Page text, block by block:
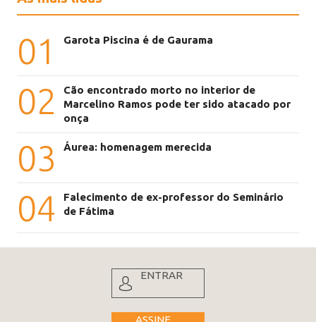
01 Garota Piscina é de Gaurama
02
Cão encontrado morto no interior de
Marcelino Ramos pode ter sido atacado por
onça
03 Áurea: homenagem merecida
04
Falecimento de ex-professor do Seminário
de Fátima
ENTRAR